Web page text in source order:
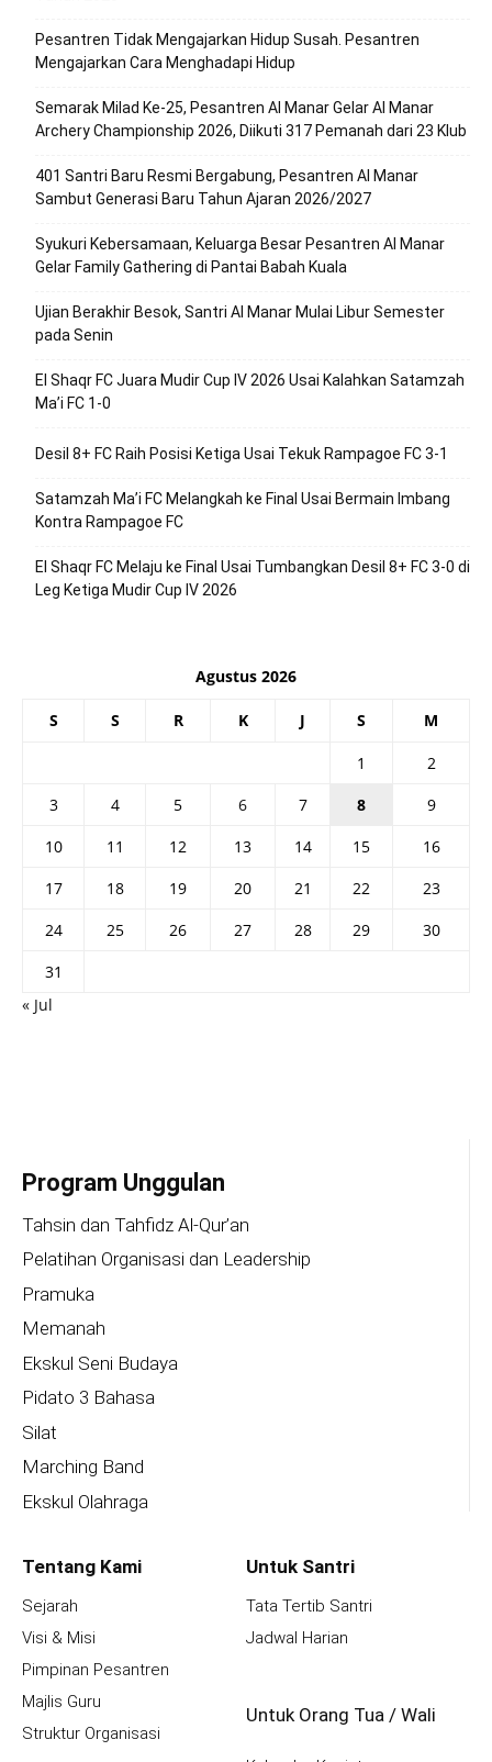
Pesantren Tidak Mengajarkan Hidup Susah. Pesantren
Mengajarkan Cara Menghadapi Hidup
Semarak Milad Ke-25, Pesantren Al Manar Gelar Al Manar
Archery Championship 2026, Diikuti 317 Pemanah dari 23 Klub
401 Santri Baru Resmi Bergabung, Pesantren Al Manar
Sambut Generasi Baru Tahun Ajaran 2026/2027
Syukuri Kebersamaan, Keluarga Besar Pesantren Al Manar
Gelar Family Gathering di Pantai Babah Kuala
Ujian Berakhir Besok, Santri Al Manar Mulai Libur Semester
pada Senin
El Shaqr FC Juara Mudir Cup IV 2026 Usai Kalahkan Satamzah
Ma’i FC 1-0
Desil 8+ FC Raih Posisi Ketiga Usai Tekuk Rampagoe FC 3-1
Satamzah Ma’i FC Melangkah ke Final Usai Bermain Imbang
Kontra Rampagoe FC
El Shaqr FC Melaju ke Final Usai Tumbangkan Desil 8+ FC 3-0 di
Leg Ketiga Mudir Cup IV 2026
Agustus 2026
S S R K J S M
1
2
3
4 5 6 7 8
9
10
11 12 13 14 15
16
17
18 19 20 21 22
23
24
25 26 27 28 29
30
31
« Jul
Program Unggulan
Tahsin dan Tahfidz Al-Qur’an
Pelatihan Organisasi dan Leadership
Pramuka
Memanah
Ekskul Seni Budaya
Pidato 3 Bahasa
Silat
Marching Band
Ekskul Olahraga
Tentang Kami
Sejarah
Visi & Misi
Pimpinan Pesantren
Majlis Guru
Struktur Organisasi
Untuk Santri
Tata Tertib Santri
Jadwal Harian
Untuk Orang Tua / Wali